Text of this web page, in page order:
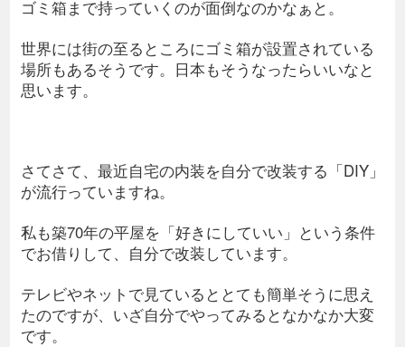
ゴミ箱まで持っていくのが面倒なのかなぁと。
世界には街の至るところにゴミ箱が設置されている
場所もあるそうです。日本もそうなったらいいなと
思います。
さてさて、最近自宅の内装を自分で改装する「DIY」
が流行っていますね。
私も築70年の平屋を「好きにしていい」という条件
でお借りして、自分で改装しています。
テレビやネットで見ているととても簡単そうに思え
たのですが、いざ自分でやってみるとなかなか大変
です。